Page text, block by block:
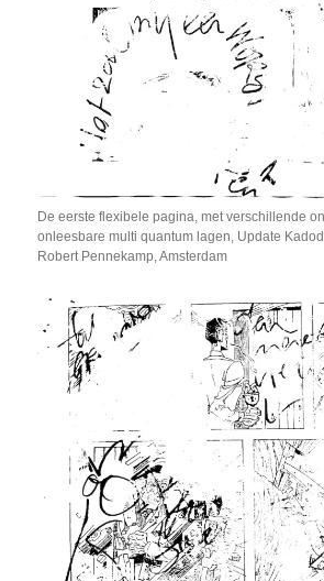
De eerste flexibele pagina, met verschillende
onleesbare multi quantum lagen, Update
Robert Pennekamp, Amsterdam